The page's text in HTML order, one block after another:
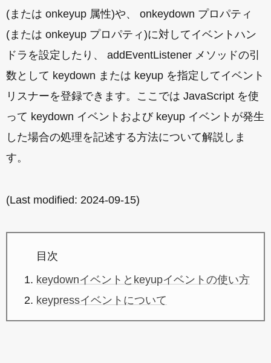
(または onkeyup 属性)や、 onkeydown プロパティ
(または onkeyup プロパティ)に対してイベントハン
ドラを設定したり、 addEventListener メソッドの引
数として keydown または keyup を指定してイベント
リスナーを登録できます。ここでは JavaScript を使
って keydown イベントおよび keyup イベントが発生
した場合の処理を記述する方法について解説しま
す。
(Last modified: 2024-09-15)
目次
keydownイベントとkeyupイベントの使い方
keypressイベントについて